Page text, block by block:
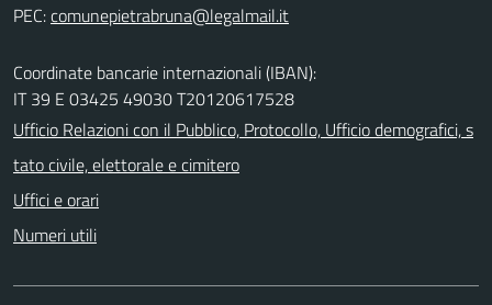
PEC:
Coordinate bancarie internazionali (IBAN):
IT 39 E 03425 49030 T20120617528
Ufficio Relazioni con il Pubblico, Protocollo, Ufficio demografici, s
tato civile, elettorale e cimitero
Uffici e orari
Numeri utili